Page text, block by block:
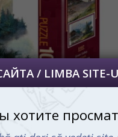
сделать в
în colțul din